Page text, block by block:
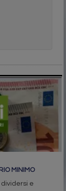
MINIMO
e